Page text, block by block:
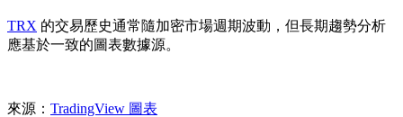
TRX 的交易歷史通常隨加密市場週期波動，但長期趨勢分析
應基於一致的圖表數據源。
來源： TradingView 圖表